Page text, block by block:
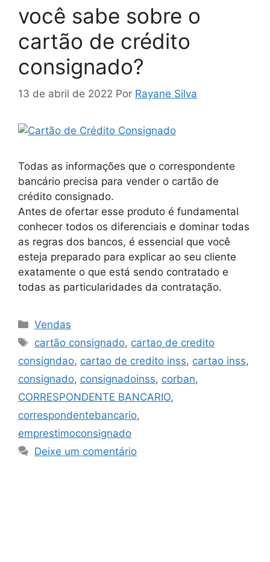
você sabe sobre o
cartão de crédito
consignado?
13 de abril de 2022 Por Rayane Silva
Todas as informações que o correspondente
bancário precisa para vender o cartão de
crédito consignado.
Antes de ofertar esse produto é fundamental
conhecer todos os diferenciais e dominar todas
as regras dos bancos, é essencial que você
esteja preparado para explicar ao seu cliente
exatamente o que está sendo contratado e
todas as particularidades da contratação.
Vendas
cartão consignado, cartao de credito
consigndao, cartao de credito inss, cartao inss,
consignado, consignadoinss, corban,
CORRESPONDENTE BANCARIO,
correspondentebancario,
emprestimoconsignado
Deixe um comentário